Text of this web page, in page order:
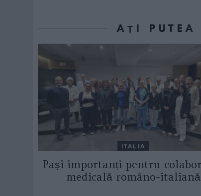
AȚI PUTEA
ITALIA
Pași importanți pentru
medicală româno-italiană